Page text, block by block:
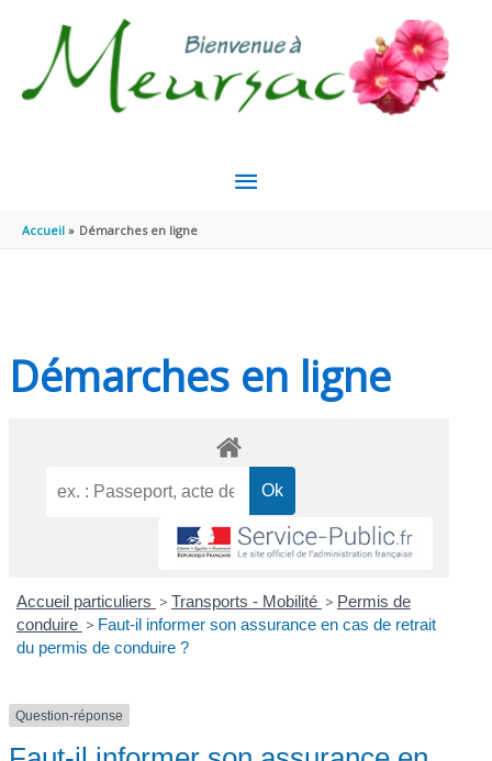
MENU
Accueil Démarches en ligne
Démarches en ligne
Accueil particuliers > Transports - Mobilité > Permis de
conduire > Faut-il informer son assurance en cas de retrait
du permis de conduire ?
Question-réponse